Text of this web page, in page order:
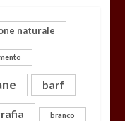
naturale
barf
branco